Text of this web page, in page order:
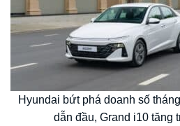
Hyundai bứt phá doanh số
dẫn đầu, Grand i10 tăng